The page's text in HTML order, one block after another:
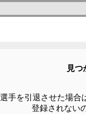
見つ
手を引退させた場合
登録されない